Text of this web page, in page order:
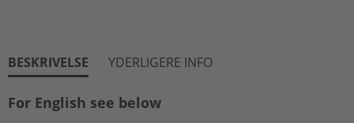
BESKRIVELSE YDERLIGERE INFO
For English see below